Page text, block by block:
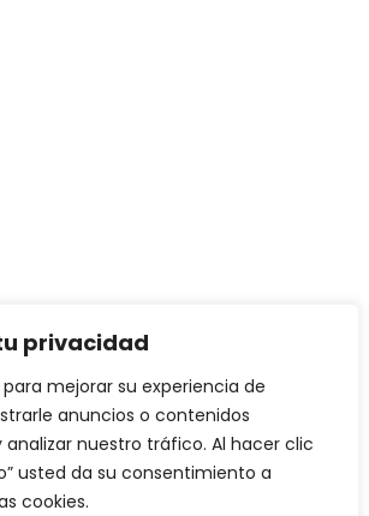
privacidad
mejorar su experiencia de
anuncios o contenidos
analizar nuestro tráfico. Al hacer clic
usted da su consentimiento a
cookies.